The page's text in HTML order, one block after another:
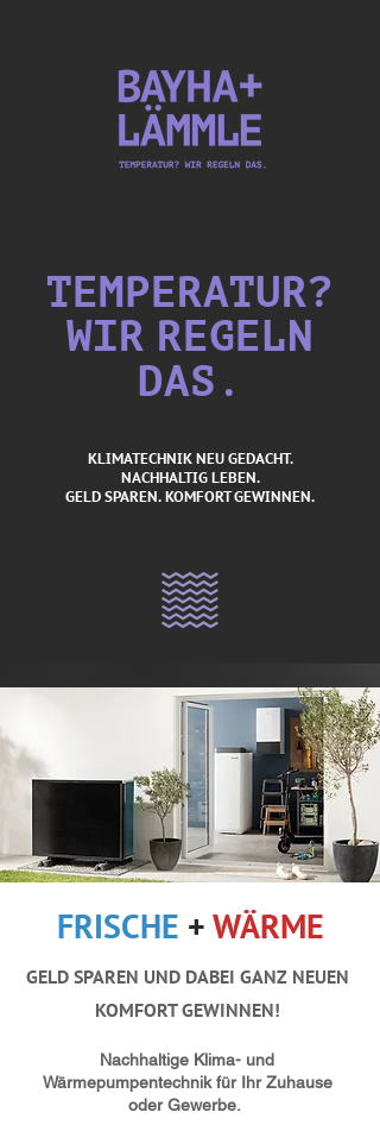
TEMPERATUR?
WIR REGELN
DAS.
KLIMATECHNIK NEU GEDACHT.
NACHHALTIG LEBEN.
GELD SPAREN. KOMFORT GEWINNEN.
FRISCHE + WÄRME
GELD SPAREN UND DABEI GANZ NEUEN
KOMFORT GEWINNEN!
Nachhaltige Klima- und
Wärmepumpentechnik für Ihr Zuhause
oder Gewerbe.